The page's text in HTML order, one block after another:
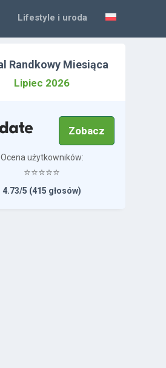
Lifestyle i uroda
Randkowy Miesiąca
Lipiec 2026
Zobacz
Ocena użytkowników:
⭐⭐⭐⭐⭐
4.73/5 (415 głosów)